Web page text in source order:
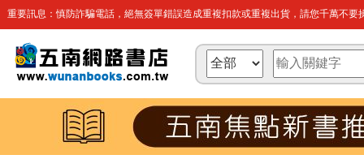
重要訊息：慎防詐騙電話，絕無簽單錯誤造成重複扣款或重複出貨，請您千萬不要